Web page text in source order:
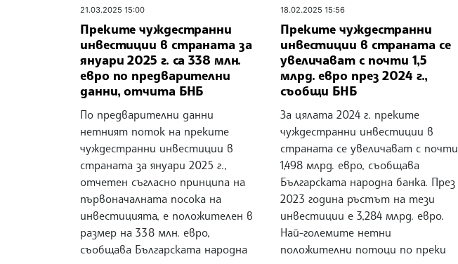
21.03.2025 15:00
Преките чуждестранни
инвестиции в страната за
януари 2025 г. са 338 млн.
евро по предварителни
данни, отчита БНБ
По предварителни данни
нетният поток на преките
чуждестранни инвестиции в
страната за януари 2025 г.,
отчетен съгласно принципа на
първоначалната посока на
инвестицията, е положителен в
размер на 338 млн. евро,
съобщава Българската народна
18.02.2025 15:56
Преките чуждестранни
инвестиции в страната се
увеличават с почти 1,5
млрд. евро през 2024 г.,
съобщи БНБ
За цялата 2024 г. преките
чуждестранни инвестиции в
страната се увеличават с почти
1,498 млрд. евро, съобщава
Българската народна банка. През
2023 година ръстът на тези
инвестиции е 3,284 млрд. евро.
Най-големите нетни
положителни потоци по преки